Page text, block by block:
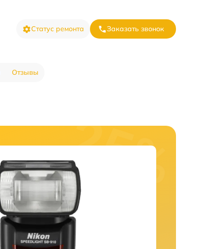
Статус ремонта Заказать звонок
Отзывы